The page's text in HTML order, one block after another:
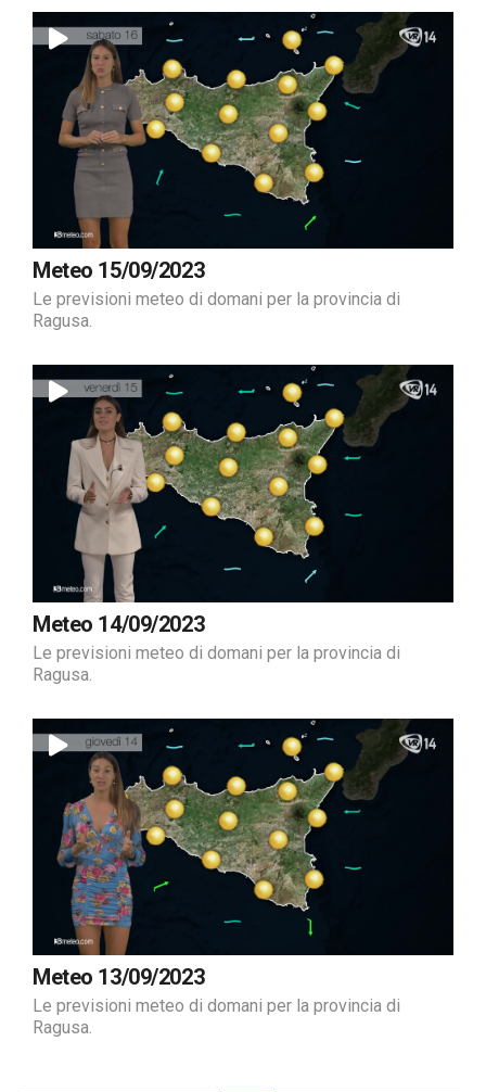
Meteo 15/09/2023
Le previsioni meteo di domani per la provincia di
Ragusa.
Meteo 14/09/2023
Le previsioni meteo di domani per la provincia di
Ragusa.
Meteo 13/09/2023
Le previsioni meteo di domani per la provincia di
Ragusa.